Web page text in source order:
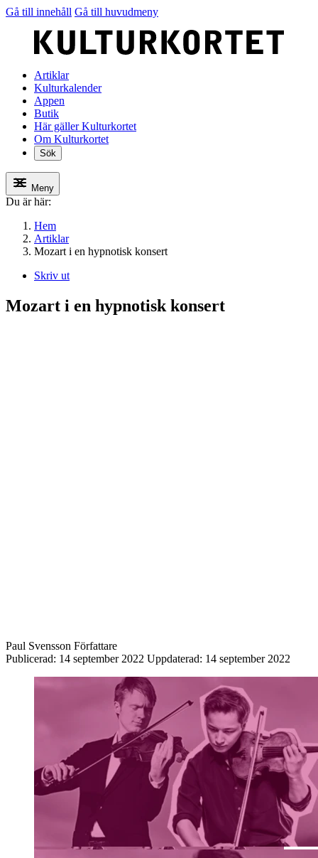
Gå till innehåll Gå till huvudmeny
Artiklar
Kulturkalender
Appen
Butik
Här gäller Kulturkortet
Om Kulturkortet
Sök
Meny
Du är här:
Hem
Artiklar
Mozart i en hypnotisk konsert
Skriv ut
Mozart i en hypnotisk konsert
Paul Svensson Författare
Publicerad: 14 september 2022 Uppdaterad: 14 september 2022